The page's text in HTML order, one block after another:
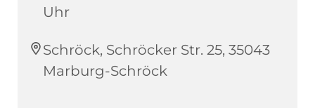
Uhr
Schröck, Schröcker Str. 25, 35043
Marburg-Schröck